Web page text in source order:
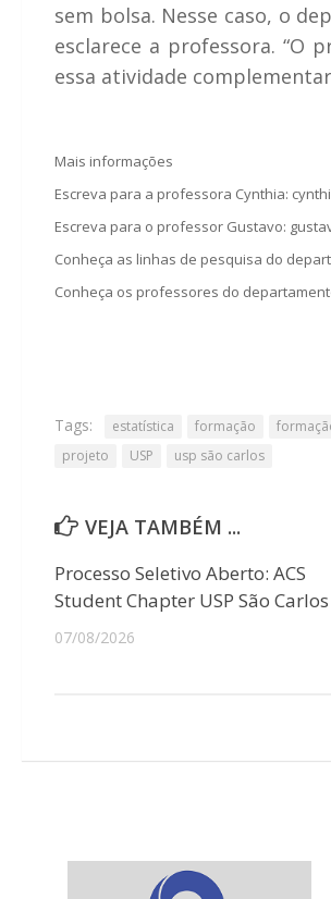
sem bolsa. Nesse caso, o
esclarece a professora. “O
essa atividade
Mais informações
Escreva para a professora Cynthia:
Escreva para o professor Gustavo:
Conheça as linhas de pesquisa do
Conheça os professores do
Tags: estatística formação
projeto
USP usp são carlos
VEJA TAMBÉM ...
Processo Seletivo Aberto: ACS
Student Chapter USP São Carlos
07/08/2026